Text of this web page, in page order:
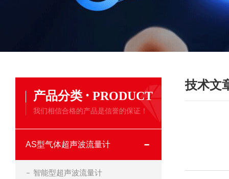
产品分类 · PRODUCT
我们相信合格的产品是信誉的保证！
AS型气体超声波流量计
智能型超声波流量计
技术文